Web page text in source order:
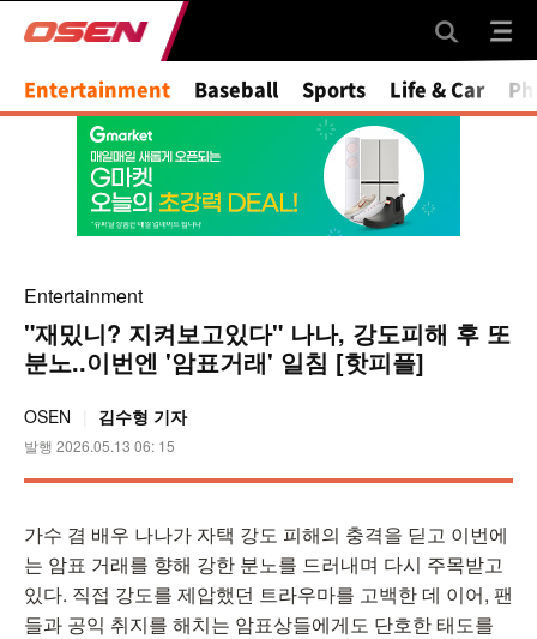
Entertainment Baseball Sports Life & Car
Entertainment
"재밌니? 지켜보고있다" 나나, 강도피해 후 또
분노..이번엔 '암표거래' 일침 [핫피플]
OSEN 김수형 기자
발행 2026.05.13 06: 15
가수 겸 배우 나나가 자택 강도 피해의 충격을 딛고 이번에
는 암표 거래를 향해 강한 분노를 드러내며 다시 주목받고
있다. 직접 강도를 제압했던 트라우마를 고백한 데 이어, 팬
들과 공익 취지를 해치는 암표상들에게도 단호한 태도를